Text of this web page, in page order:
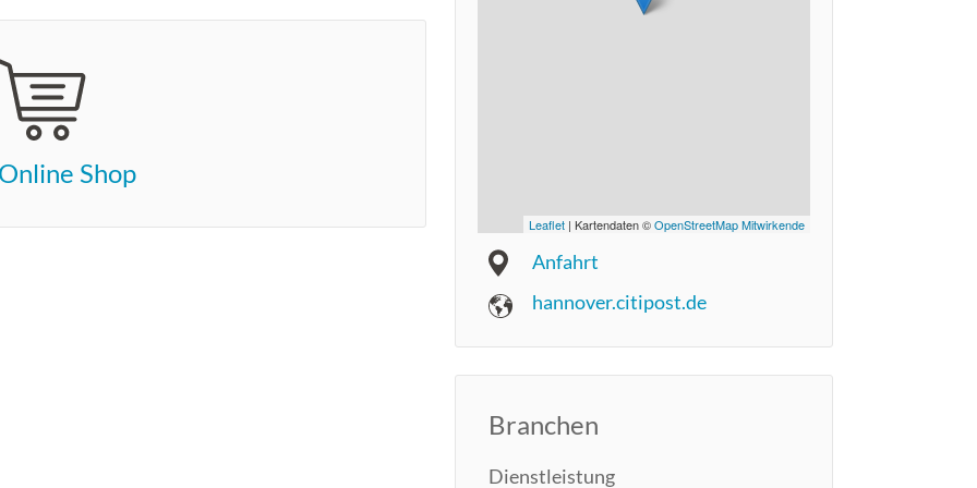
Shop
Leaflet | Kartendaten ©OpenStreetMap Mitwirkende
Anfahrt
hannover.citipost.de
Branchen
Dienstleistung